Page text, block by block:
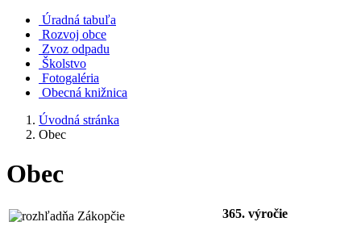
Úradná tabuľa
Rozvoj obce
Zvoz odpadu
Školstvo
Fotogaléria
Obecná knižnica
Úvodná stránka
Obec
Obec
365. výročie